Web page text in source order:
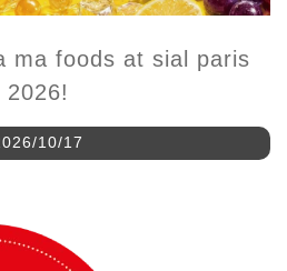
ma foods at sial paris
2026!
2026/10/17